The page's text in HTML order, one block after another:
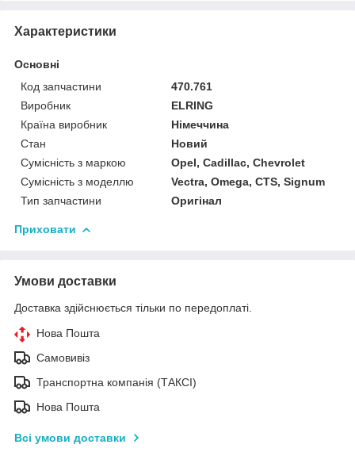
Характеристики
Основні
Код запчастини
470.761
Виробник
ELRING
Країна виробник
Німеччина
Стан
Новий
Сумісність з маркою
Opel, Cadillac, Chevrolet
Сумісність з моделлю
Vectra, Omega, CTS, Signum
Тип запчастини
Оригінал
Приховати
Умови доставки
Доставка здійснюється тільки по передоплаті.
Нова Пошта
Самовивіз
Транспортна компанія (ТАКСІ)
Нова Пошта
Всі умови доставки